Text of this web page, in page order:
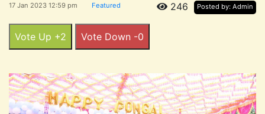
17 Jan 2023 12:59 pm Featured Posted by: Admin
246
Vote Up +2 Vote Down -0